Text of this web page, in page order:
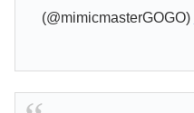
(@mimicmasterGOGO)